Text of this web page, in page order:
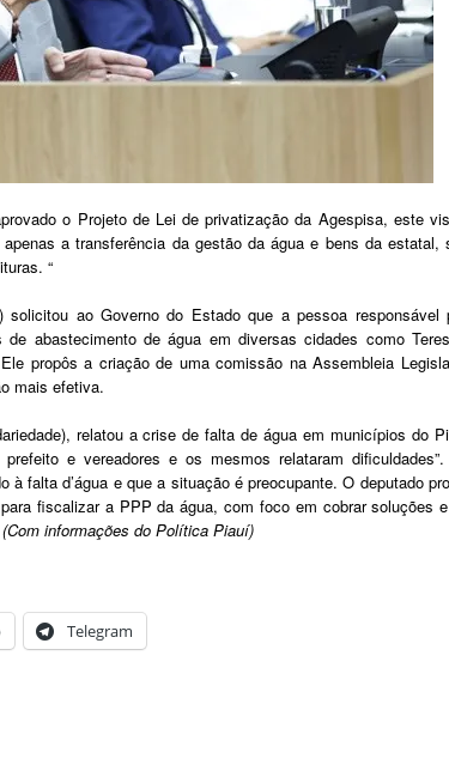
o Projeto de Lei de privatização da Agespisa, este
a transferência da gestão da água e bens da estatal,
“
solicitou ao Governo do Estado que a pessoa responsável
abastecimento de água em diversas cidades como
propôs a criação de uma comissão na Assembleia
mais efetiva.
relatou a crise de falta de água em municípios do
e vereadores e os mesmos relataram
falta d’água e que a situação é preocupante. O deputado
fiscalizar a PPP da água, com foco em cobrar soluções
informações do Política Piauí)
Telegram